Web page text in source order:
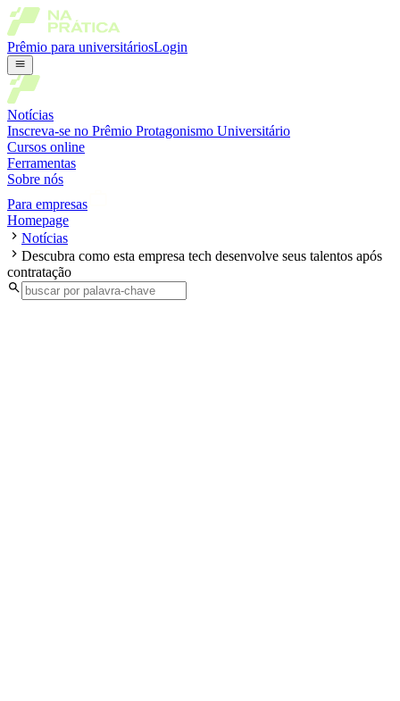
Prêmio para universitáriosLogin
Notícias
Inscreva-se no Prêmio Protagonismo Universitário
Cursos online
Ferramentas
Sobre nós
Para empresas
Homepage
Notícias
Descubra como esta empresa tech desenvolve seus talentos após
contratação